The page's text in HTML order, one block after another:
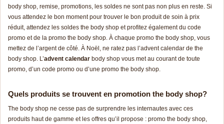
body shop, remise, promotions, les soldes ne sont pas non plus en reste. Si
vous attendez le bon moment pour trouver le bon produit de soin à prix
réduit, attendez les soldes the body shop et profitez également du code
promo et de la promo the body shop. À chaque promo the body shop, vous
mettez de l’argent de côté. À Noël, ne ratez pas l’advent calendar de the
body shop. L’advent calendar body shop vous met au courant de toute
promo, d’un code promo ou d’une promo the body shop.
Quels produits se trouvent en promotion the body shop?
The body shop ne cesse pas de surprendre les internautes avec ces
produits haut de gamme et les offres qu’il propose : promo the body shop,